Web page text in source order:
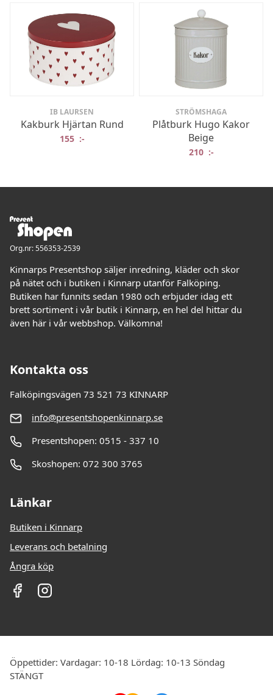
IB LAURSEN
Kakburk Hjärtan Rund
155 :-
STRÖMSHAGA
Plåtburk Hugo Kakor
Beige
210 :-
Org.nr: 556353-2539
Kinnarps Presentshop säljer inredning, kläder och skor
på nätet och i butiken i Kinnarp utanför Falköping.
Butiken har funnits sedan 1980 och erbjuder idag ett
brett sortiment i vår butik i Kinnarp, en hel del hittar du
även här i vår webbshop. Välkomna!
Kontakta oss
Falköpingsvägen 73 521 73 KINNARP
info@presentshopenkinnarp.se
Presentshopen: 0515 - 337 10
Skoshopen: 072 300 3765
Länkar
Butiken i Kinnarp
Leverans och betalning
Ångra köp
Öppettider: Vardagar: 10-18 Lördag: 10-13 Söndag
STÄNGT